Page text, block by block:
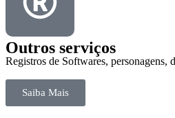
Outros serviços
Registros de Softwares, personagens,
Saiba Mais